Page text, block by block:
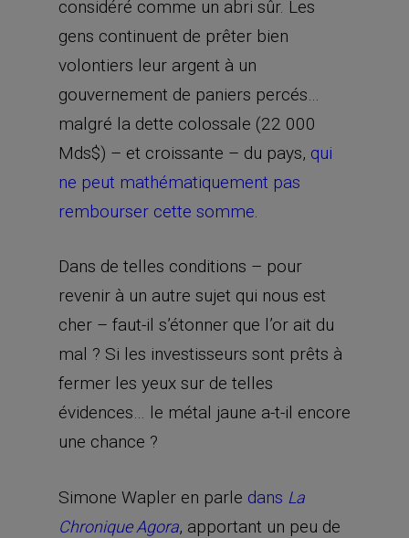
considéré comme un abri sûr. Les
gens continuent de prêter bien
volontiers leur argent à un
gouvernement de paniers percés…
malgré la dette colossale (22 000
Mds$) – et croissante – du pays, qui
ne peut mathématiquement pas
rembourser cette somme
Dans de telles conditions – pour
revenir à un autre sujet qui nous est
cher – faut-il s’étonner que l’or ait du
mal ? Si les investisseurs sont prêts à
fermer les yeux sur de telles
évidences… le métal jaune a-t-il encore
une chance ?
Simone Wapler en parle dans La
Chronique Agora, apportant un peu de